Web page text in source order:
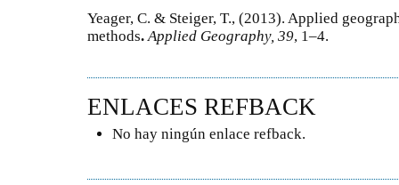
Yeager, C. & Steiger, T., (2013). Applied
methods. Applied Geography, 39, 1–4.
ENLACES REFBACK
No hay ningún enlace refback.